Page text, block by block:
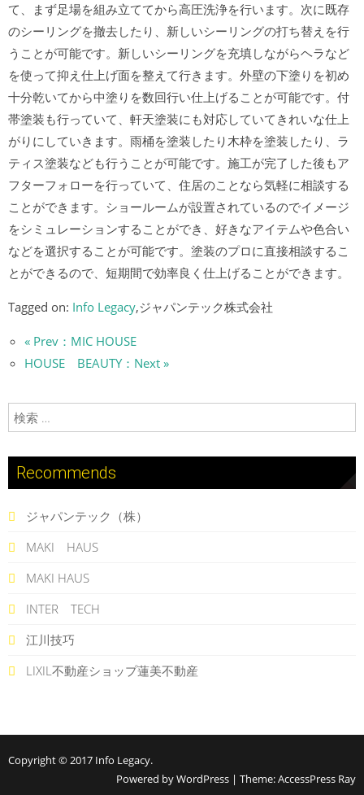
て、まず足場を組み立ててから高圧洗浄を行います。次に既存
のシーリングを撤去したり、新しいシーリングの打ち替えを行
うことが可能です。新しいシーリングを充填しながらヘラなど
を使って抑え仕上げ面を整えて行きます。外壁の下塗りを初め
十分乾いてから中塗りを数回行い仕上げることが可能です。付
帯塗装も行っていて、軒天塗装にも対応していてきれいな仕上
がりにしていきます。雨桶を塗装したり木枠を塗装したり、ラ
ティス塗装なども行うことが可能です。施工が完了した後もア
フターフォローを行っていて、住居のことなら気軽に相談する
ことができます。ショールームが設置されているのでイメージ
をシミュレーションすることができ、好きなアイテムや色合い
などを選択することが可能です。塗装のプロに直接相談するこ
とができるので、短期間で効率良く仕上げることができます。
Tagged on: Info Legacy,ジャパンテック株式会社
« Prev：MIC HOUSE
HOUSE BEAUTY：Next »
検索:
Recommends
ジャパンテック（株）
MAKI HAUS
MAKI HAUS
INTER TECH
江川技巧
LIXIL不動産ショップ蓮美不動産
Copyright © 2017 Info Legacy.
Powered by WordPress | Theme:AccessPress Ray